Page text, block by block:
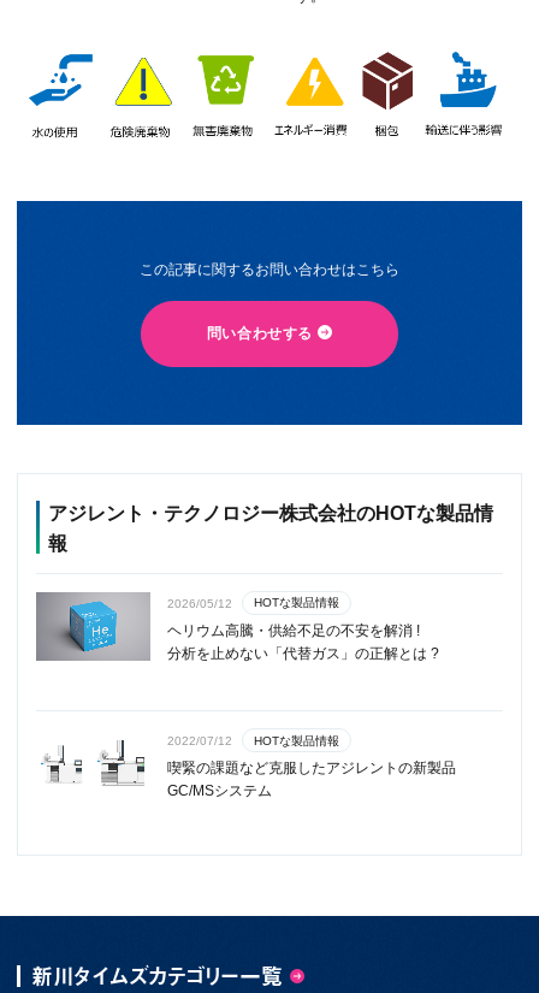
この記事に関するお問い合わせはこちら
問い合わせする
アジレント・テクノロジー株式会社のHOTな製品情
報
2026/05/12 HOTな製品情報
ヘリウム高騰・供給不足の不安を解消 !
分析を止めない「代替ガス」の正解とは ?
2022/07/12 HOTな製品情報
喫緊の課題など克服したアジレントの新製品
GC/MSシステム
新川タイムズカテゴリー一覧